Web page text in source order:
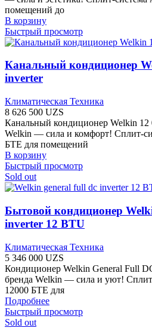
помещений до
В корзину
Быстрый просмотр
Канальный кондиционер
inverter
Климатическая Техника
8 626 500 UZS
Канальный кондиционер Welkin 12
Welkin — сила и комфорт! Сплит-
БТЕ для помещений
В корзину
Быстрый просмотр
Sold out
Бытовой кондиционер
inverter 12 BTU
Климатическая Техника
5 346 000 UZS
Кондиционер Welkin General Full
бренда Welkin — сила и уют!
12000 БТЕ для
Подробнее
Быстрый просмотр
Sold out